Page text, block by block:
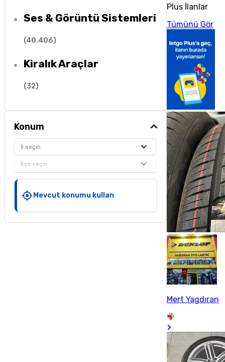
Ses & Görüntü Sistemleri
(40.406)
Kiralık Araçlar
(32)
Konum
İl seçin
İlçe seçin
Mevcut konumu kullan
Plus İlanlar
Tümünü Gör
Mert Yagdıran